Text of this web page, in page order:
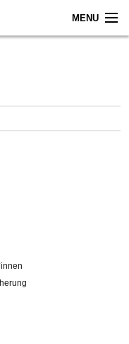
MENU